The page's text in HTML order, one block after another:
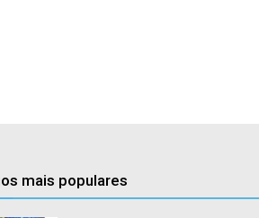
mais populares